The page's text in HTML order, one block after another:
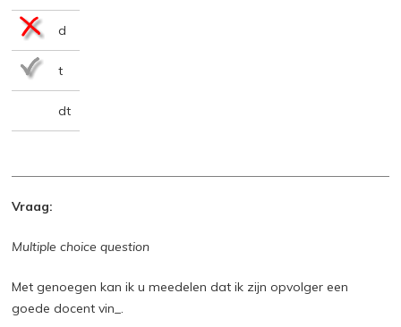
d
t
dt
Vraag:
Multiple choice question
Met genoegen kan ik u meedelen dat ik zijn opvolger een
goede docent vin_.